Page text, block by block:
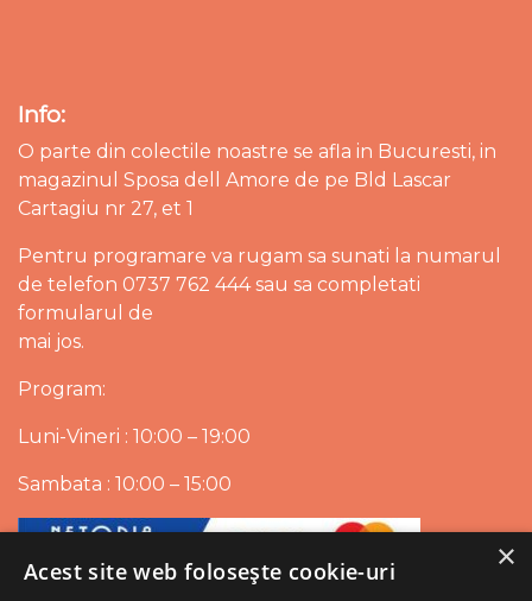
Info:
O parte din colectile noastre se afla in Bucuresti, in
magazinul Sposa dell Amore de pe Bld Lascar
Cartagiu nr 27, et 1
Pentru programare va rugam sa sunati la numarul
de telefon 0737 762 444 sau sa completati
formularul de
mai jos.
Program:
Luni-Vineri : 10:00 – 19:00
Sambata : 10:00 – 15:00
×
Acest site web folosește cookie-uri